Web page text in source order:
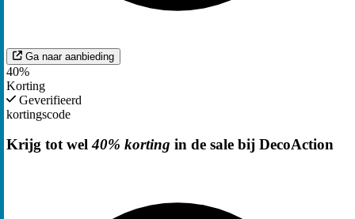
Ga naar aanbieding
40%
Korting
Geverifieerd
kortingscode
Krijg tot wel40% korting in de sale bij DecoAction